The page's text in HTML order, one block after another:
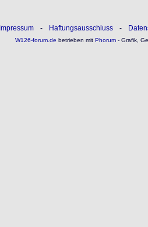
Impressum - Haftungsausschluss -
W126-forum.de betrieben mitPhorum- Grafik,